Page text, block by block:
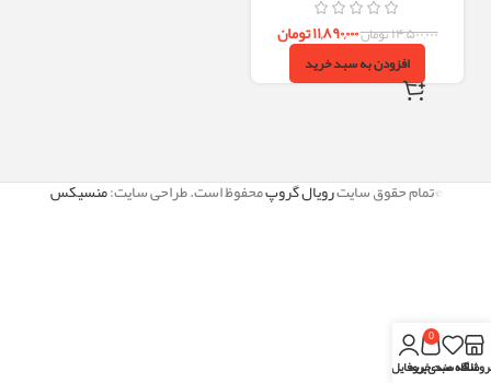
۱۴,۵۰۰,۰۰۰تومان۱۱,۸۹۰,۰۰۰تومان
افزودن به سبد خرید
©تمام حقوق سایترویال گروپمحفوظ است. طراحی سایت:منسیکس
علاقه مندی
0
سبد خریدپروفایل